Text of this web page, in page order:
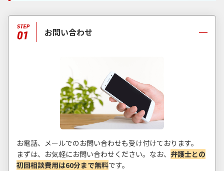
お問い合わせ
お電話、メールでのお問い合わせも受け付けております。
まずは、お気軽にお問い合わせください。なお、 弁護士との
初回相談費用は60分まで無料です。